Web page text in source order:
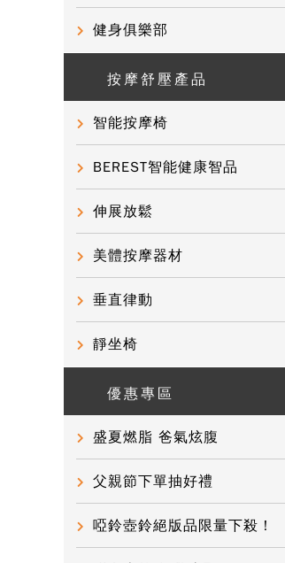
健身俱樂部
按摩舒壓產品
智能按摩椅
BEREST智能健康智品
伸展放鬆
美體按摩器材
垂直律動
靜坐椅
優惠專區
盛夏燃脂 爸氣炫腹
父親節下單抽好禮
啞鈴壺鈴絕版品限量下殺！